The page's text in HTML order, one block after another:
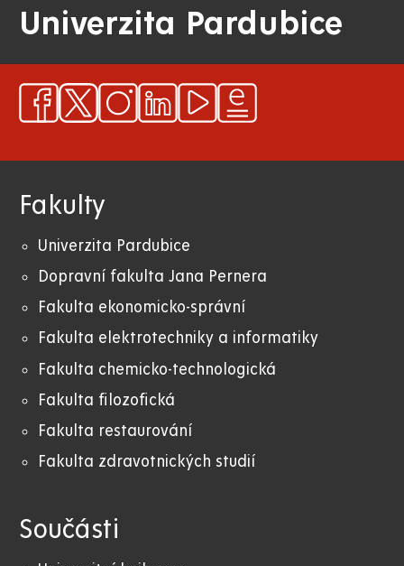
Univerzita Pardubice
Fakulty
Univerzita Pardubice
Dopravní fakulta Jana Pernera
Fakulta ekonomicko-správní
Fakulta elektrotechniky a informatiky
Fakulta chemicko-technologická
Fakulta filozofická
Fakulta restaurování
Fakulta zdravotnických studií
Součásti